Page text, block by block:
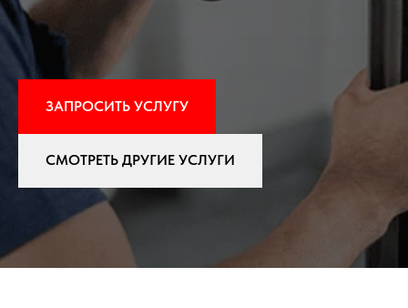
ЗАПРОСИТЬ УСЛУГУ
СМОТРЕТЬ ДРУГИЕ УСЛУГИ